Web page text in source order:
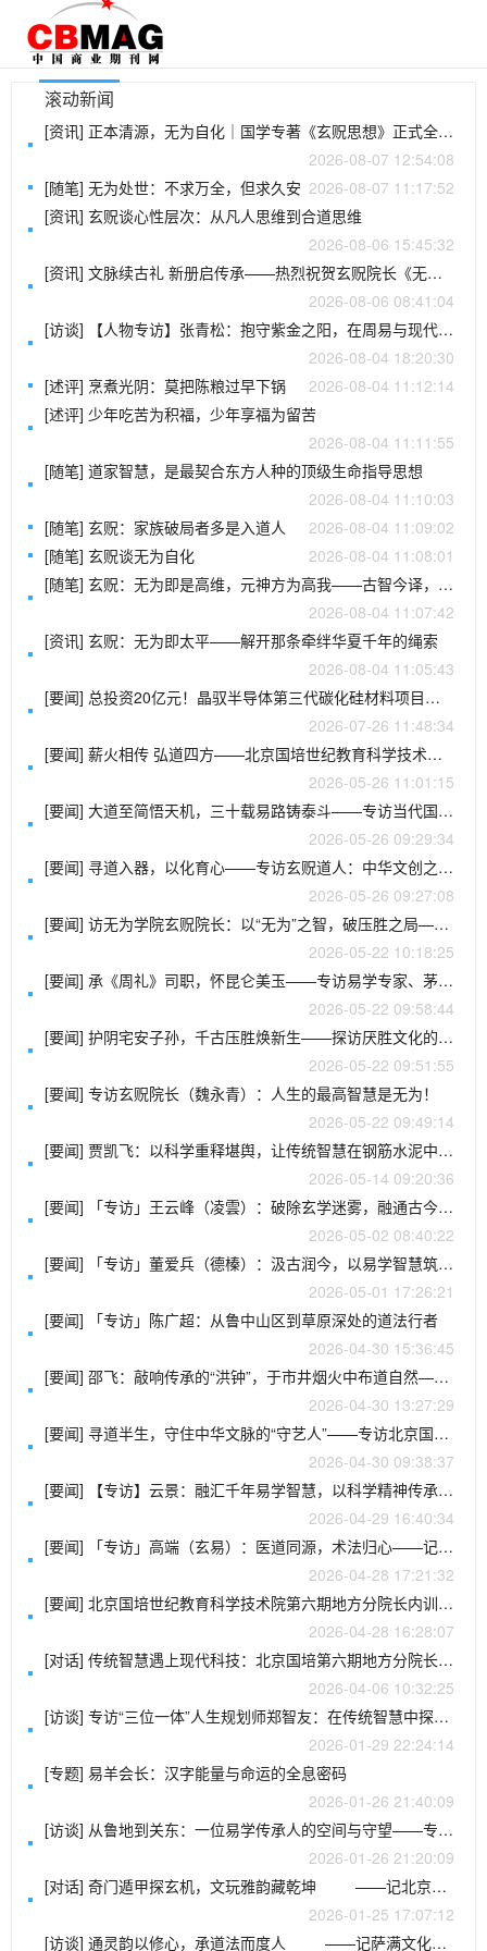
滚动新闻
[资讯] 正本清源，无为自化｜国学专著《玄贶思想》正式全网发布
2026-08-07 12:54:08
[随笔] 无为处世：不求万全，但求久安 2026-08-07 11:17:52
[资讯] 玄贶谈心性层次：从凡人思维到合道思维
2026-08-06 15:45:32
[资讯] 文脉续古礼 新册启传承——热烈祝贺玄贶院长《无为文创器物安奉科仪全书》定稿完成
2026-08-06 08:41:04
[访谈] 【人物专访】张青松：抱守紫金之阳，在周易与现代科学间行走的“憨山”行者
2026-08-04 18:20:30
[述评] 烹煮光阴：莫把陈粮过早下锅
2026-08-04 11:12:14
[述评] 少年吃苦为积福，少年享福为留苦
2026-08-04 11:11:55
[随笔] 道家智慧，是最契合东方人种的顶级生命指导思想
2026-08-04 11:10:03
[随笔] 玄贶：家族破局者多是入道人
2026-08-04 11:09:02
[随笔] 玄贶谈无为自化
2026-08-04 11:08:01
[随笔] 玄贶：无为即是高维，元神方为高我——古智今译，万法归宗
2026-08-04 11:07:42
[资讯] 玄贶：无为即太平——解开那条牵绊华夏千年的绳索
2026-08-04 11:05:43
[要闻] 总投资20亿元！晶驭半导体第三代碳化硅材料项目落户青岛西海岸
2026-07-26 11:48:34
[要闻] 薪火相传 弘道四方——北京国培世纪教育科学技术院第六批地方研学基地正式挂牌成立
2026-05-26 11:01:15
[要闻] 大道至简悟天机，三十载易路铸泰斗——专访当代国学泰斗、易量子老师王开勇
2026-05-26 09:29:34
[要闻] 寻道入器，以化育心——专访玄贶道人：中华文创之根，尽在“道”中
2026-05-26 09:27:08
[要闻] 访无为学院玄贶院长：以“无为”之智，破压胜之局——探寻文创传承的千年回响
2026-05-22 10:18:25
[要闻] 承《周礼》司职，怀昆仑美玉——专访易学专家、茅山上清派79代弟子司瑶
2026-05-22 09:58:44
[要闻] 护阴宅安子孙，千古压胜焕新生——探访厌胜文化的现代传承与无为学院文创的破局之路
2026-05-22 09:51:55
[要闻] 专访玄贶院长（魏永青）：人生的最高智慧是无为！
2026-05-22 09:49:14
[要闻] 贾凯飞：以科学重释堪舆，让传统智慧在钢筋水泥中“去魅”新生——记北京国培世纪教育科学技术院咸阳市分院院长贾凯飞
2026-05-14 09:20:36
[要闻] 「专访」王云峰（凌雲）：破除玄学迷雾，融通古今之境——专访北京国培世纪教育科学技术院山东济南市分院长
2026-05-02 08:40:22
[要闻] 「专访」董爱兵（德榛）：汲古润今，以易学智慧筑基现代人生——专访北京国培世纪教育科技学院内蒙古二连浩特分院长
2026-05-01 17:26:21
[要闻] 「专访」陈广超：从鲁中山区到草原深处的道法行者
2026-04-30 15:36:45
[要闻] 邵飞：敲响传承的“洪钟”，于市井烟火中布道自然——专访道教混元派二十六代掌门人、国学文化传承师
2026-04-30 13:27:29
[要闻] 寻道半生，守住中华文脉的“守艺人”——专访北京国培世纪教育科学技术院江苏省苏州市分院院长徐榕江
2026-04-30 09:38:37
[要闻] 【专访】云景：融汇千年易学智慧，以科学精神传承东方人居环境艺术
2026-04-29 16:40:34
[要闻] 「专访」高端（玄易）：医道同源，术法归心——记华山派第二十四代传人的易医济世路
2026-04-28 17:21:32
[要闻] 北京国培世纪教育科学技术院第六期地方分院长内训班圆满结业
2026-04-28 16:28:07
[对话] 传统智慧遇上现代科技：北京国培第六期地方分院长集训即将启幕，玄贶院长亲授《直断与化解》
2026-04-06 10:32:25
[访谈] 专访“三位一体”人生规划师郑智友：在传统智慧中探寻现代生活的锚点
2026-01-29 22:24:14
[专题] 易羊会长：汉字能量与命运的全息密码
2026-01-26 21:40:09
[访谈] 从鲁地到关东：一位易学传承人的空间与守望——专访庞太庚先生
2026-01-26 21:20:09
[对话] 奇门遁甲探玄机，文玩雅韵藏乾坤 ——记北京国培世纪教育科学技术院吉林省长春市分院院长李志寰
2026-01-25 17:07:12
[访谈] 通灵韵以修心，承道法而度人 ——记萨满文化传承者、北京国培世纪教育科学技术院长春分院长王明月女士